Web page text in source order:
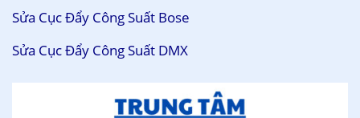
Sửa Cục Đẩy Công Suất Bose
Sửa Cục Đẩy Công Suất DMX